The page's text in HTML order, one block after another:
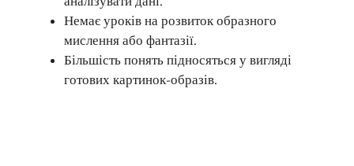
Немає уроків на розвиток образного
мислення або фантазії.
Більшість понять підносяться у вигляді
готових картинок-образів.